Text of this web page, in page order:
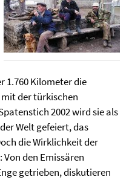
1.760 Kilometer die
mit der türkischen
2002 wird sie als
Welt gefeiert, das
die Wirklichkeit der
den Emissären
getrieben, diskutieren